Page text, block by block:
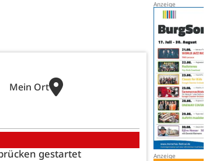
Mein Ort
gestartet